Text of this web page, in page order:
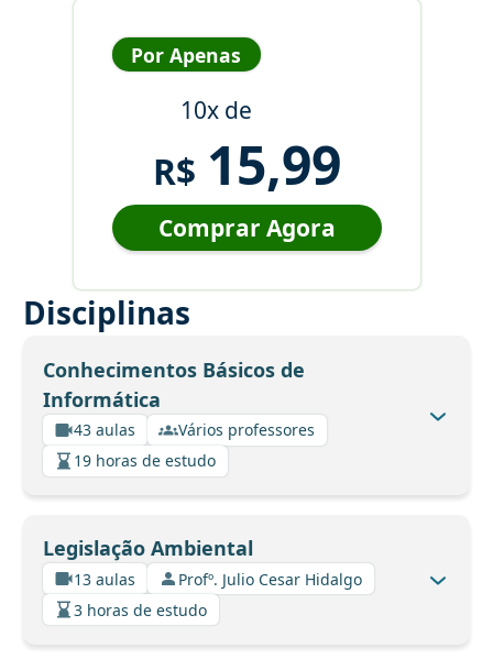
Por Apenas
10x de
R$ 15,99
Comprar Agora
Disciplinas
Conhecimentos Básicos de
Informática
43 aulas
Vários professores
19 horas de estudo
Legislação Ambiental
13 aulas
Profº. Julio Cesar Hidalgo
3 horas de estudo